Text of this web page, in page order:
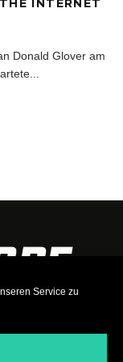
Service zu
INTERNET
Donald Glover am